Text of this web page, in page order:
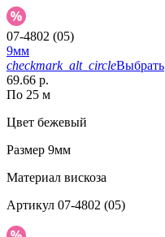
07-4802 (05)
9мм
checkmark_alt_circleВыбрать
69.66 р.
По 25 м
Цвет бежевый
Размер 9мм
Материал вискоза
Артикул 07-4802 (05)